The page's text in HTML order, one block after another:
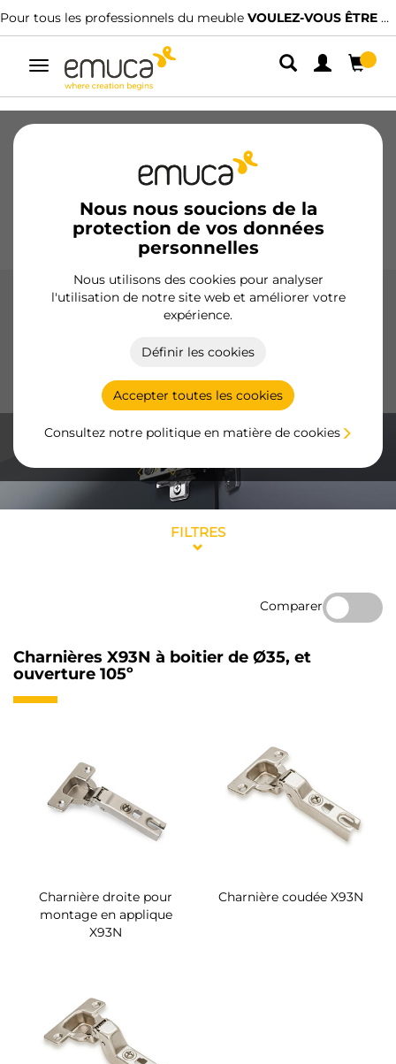
tous les professionnels du meubleVOULEZ-VOUS ÊTRE CLIENT ?
Alterner
navigation
Nous nous soucions de la
protection de vos données
personnelles
Nous utilisons des cookies pour analyser
l'utilisation de notre site web et améliorer votre
expérience.
Définir les cookies
Accepter toutes les cookies
Consultez notre politique en matière de cookies
Charnières
Cuisine Montage
Poignées Pieds Présentoirs
Charnières X93N
grande résistance et leur réglage en trois dimensions,
de salle de bains et d'intérieur.
FILTRES
Comparer
Charnières X93N à boitier de Ø35, et
ouverture 105º
Charnière droite pour
montage en applique
X93N
Charnière coudée X93N